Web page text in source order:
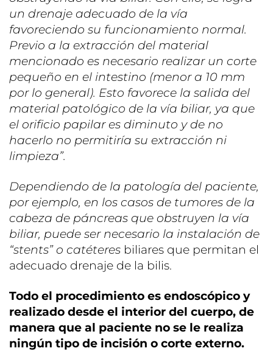
un drenaje adecuado de la vía
favoreciendo su funcionamiento normal.
Previo a la extracción del material
mencionado es necesario realizar un corte
pequeño en el intestino (menor a 10 mm
por lo general). Esto favorece la salida del
material patológico de la vía biliar, ya que
el orificio papilar es diminuto y de no
hacerlo no permitiría su extracción ni
limpieza”.
Dependiendo de la patología del paciente,
por ejemplo, en los casos de tumores de la
cabeza de páncreas que obstruyen la vía
biliar, puede ser necesario la instalación de
“stents” o catéteres biliares que permitan el
adecuado drenaje de la bilis.
Todo el procedimiento es endoscópico y
realizado desde el interior del cuerpo, de
manera que al paciente no se le realiza
ningún tipo de incisión o corte externo.